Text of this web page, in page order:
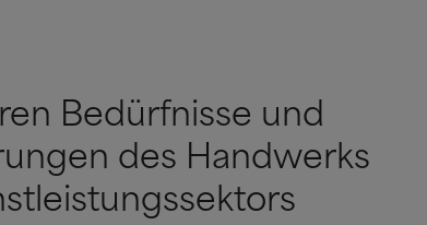
Bedürfnisse und
des Handwerks